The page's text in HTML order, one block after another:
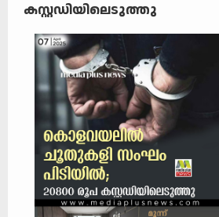
കസ്റ്റഡിയിലെടുത്തു